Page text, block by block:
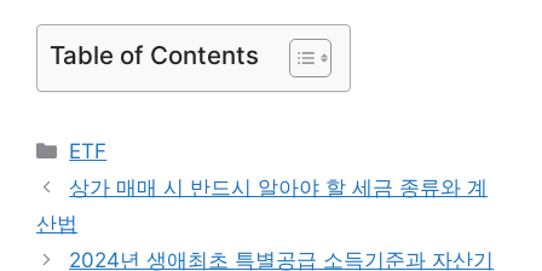
Table of Contents
카
테
리
ETF
상가 매매 시 반드시 알아야 할 세금 종류와 계
산법
2024년 생애최초 특별공급 소득기준과 자산기